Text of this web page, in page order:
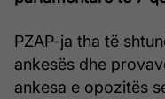
PZAP-ja tha të
ankesës dhe
ankesa e opozitës